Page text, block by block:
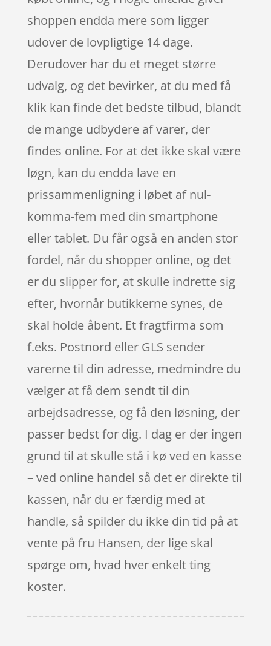
shoppen endda mere som ligger
udover de lovpligtige 14 dage.
Derudover har du et meget større
udvalg, og det bevirker, at du med få
klik kan finde det bedste tilbud, blandt
de mange udbydere af varer, der
findes online. For at det ikke skal være
løgn, kan du endda lave en
prissammenligning i løbet af nul-
komma-fem med din smartphone
eller tablet. Du får også en anden stor
fordel, når du shopper online, og det
er du slipper for, at skulle indrette sig
efter, hvornår butikkerne synes, de
skal holde åbent. Et fragtfirma som
f.eks. Postnord eller GLS sender
varerne til din adresse, medmindre du
vælger at få dem sendt til din
arbejdsadresse, og få den løsning, der
passer bedst for dig. I dag er der ingen
grund til at skulle stå i kø ved en kasse
– ved online handel så det er direkte til
kassen, når du er færdig med at
handle, så spilder du ikke din tid på at
vente på fru Hansen, der lige skal
spørge om, hvad hver enkelt ting
koster.